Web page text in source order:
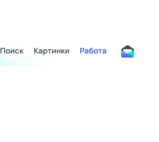
Поиск Картинки Работа